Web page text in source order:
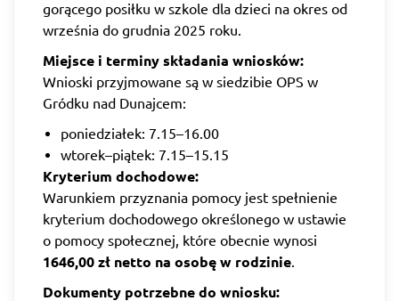
gorącego posiłku w szkole dla dzieci na okres od
września do grudnia 2025 roku.
Miejsce i terminy składania wniosków:
Wnioski przyjmowane są w siedzibie OPS w
Gródku nad Dunajcem:
poniedziałek: 7.15–16.00
wtorek–piątek: 7.15–15.15
Kryterium dochodowe:
Warunkiem przyznania pomocy jest spełnienie
kryterium dochodowego określonego w ustawie
o pomocy społecznej, które obecnie wynosi
1646,00 zł netto na osobę w rodzinie.
Dokumenty potrzebne do wniosku: